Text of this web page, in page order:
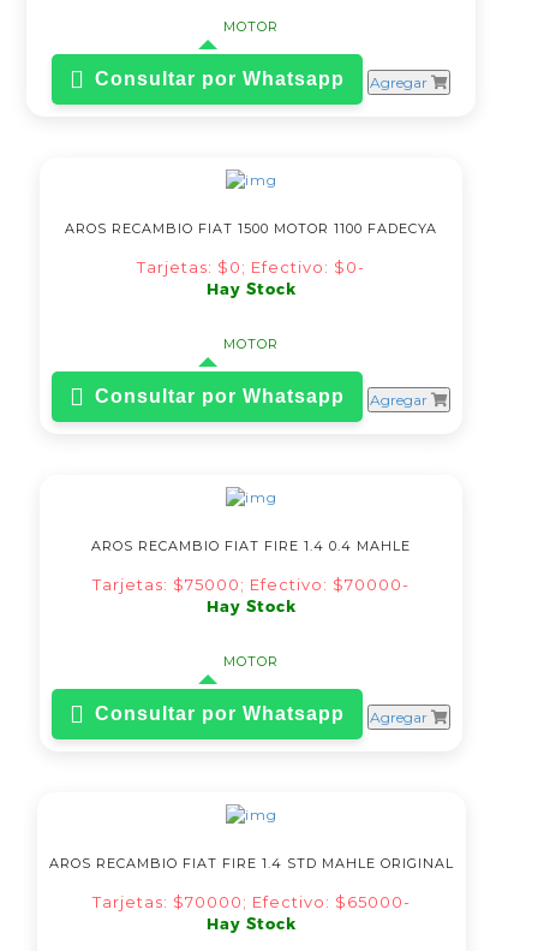
MOTOR
Consultar por Whatsapp Agregar
AROS RECAMBIO FIAT 1500 MOTOR 1100 FADECYA
Tarjetas: $0; Efectivo: $0-
Hay Stock
MOTOR
Consultar por Whatsapp Agregar
AROS RECAMBIO FIAT FIRE 1.4 0.4 MAHLE
Tarjetas: $75000; Efectivo: $70000-
Hay Stock
MOTOR
Consultar por Whatsapp Agregar
AROS RECAMBIO FIAT FIRE 1.4 STD MAHLE ORIGINAL
Tarjetas: $70000; Efectivo: $65000-
Hay Stock